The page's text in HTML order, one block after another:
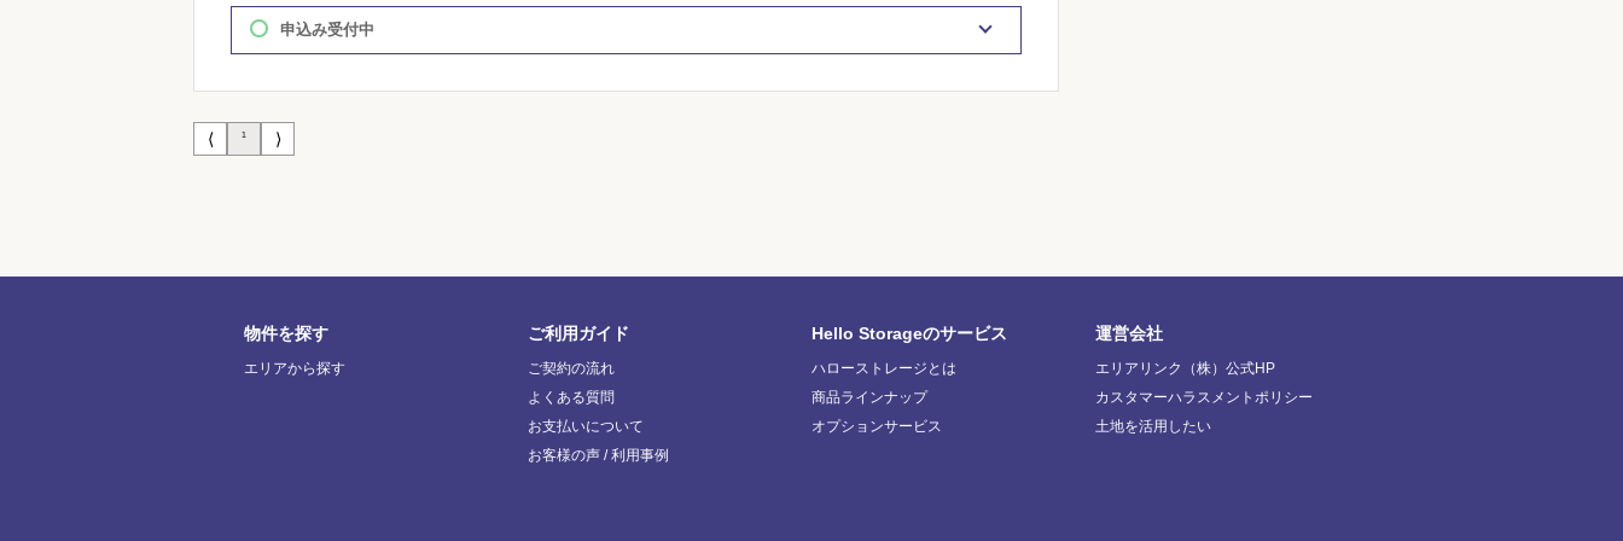
申込み受付中
⟨ 1 ⟩
物件を探す
エリアから探す
ご利用ガイド
ご契約の流れ
よくある質問
お支払いについて
お客様の声 / 利用事例
Hello Storageのサービス
ハローストレージとは
商品ラインナップ
オプションサービス
運営会社
エリアリンク（株）公式HP
カスタマーハラスメントポリシー
土地を活用したい